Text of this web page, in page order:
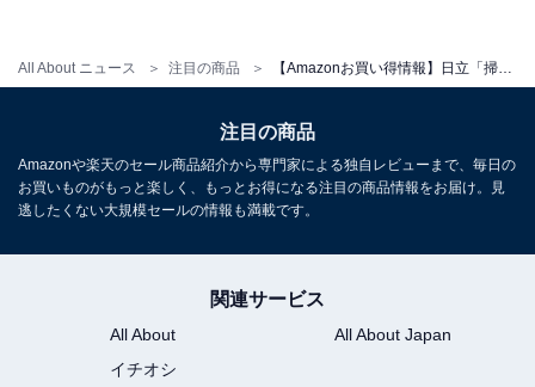
All About ニュース 注目の商品
日立「CV-KP300M N」
日立 掃除機 かるパック 紙パック式クリーナー CV-
KP300M N ライトゴールド 日本製 強力パワー630W 軽量
小型ボディ
注目の商品
Amazonや楽天のセール商品紹介から専門家による独自レビューまで、毎日の
お買いものがもっと楽しく、もっとお得になる注目の商品情報をお届け。見
逃したくない大規模セールの情報も満載です。
関連サービス
All About
All About Japan
イチオシ